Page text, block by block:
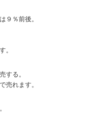
９％前後。
。
する。
売れます。